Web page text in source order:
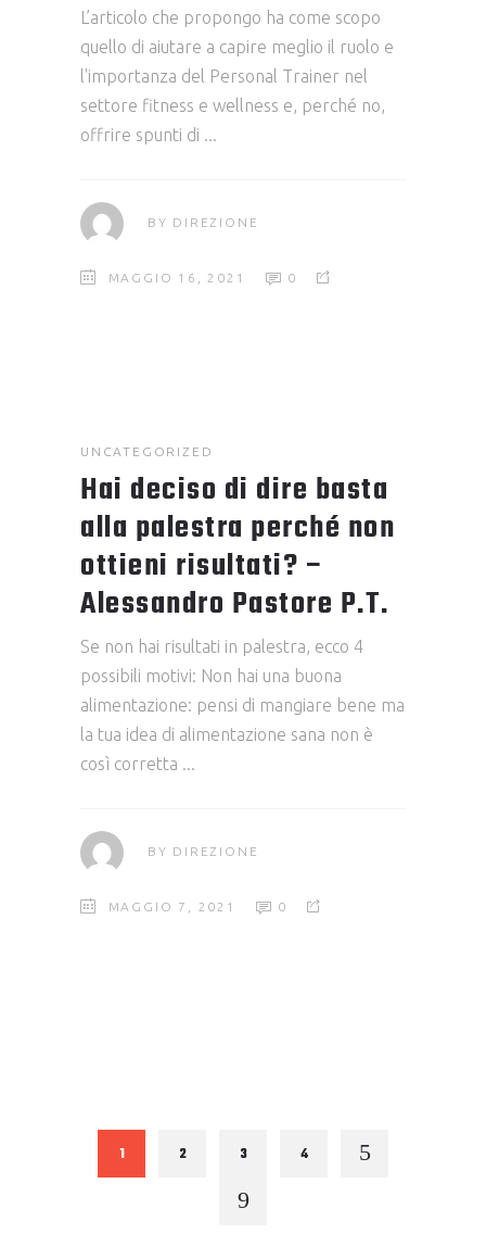
L’articolo che propongo ha come scopo
quello di aiutare a capire meglio il ruolo e
l'importanza del Personal Trainer nel
settore fitness e wellness e, perché no,
offrire spunti di
BY DIREZIONE
MAGGIO 16, 2021 0
UNCATEGORIZED
Hai deciso di dire basta
alla palestra perché non
ottieni risultati? –
Alessandro Pastore P.T.
Se non hai risultati in palestra, ecco 4
possibili motivi: Non hai una buona
alimentazione: pensi di mangiare bene ma
la tua idea di alimentazione sana non è
così corretta
BY DIREZIONE
MAGGIO 7, 2021 0
1 2 3 4